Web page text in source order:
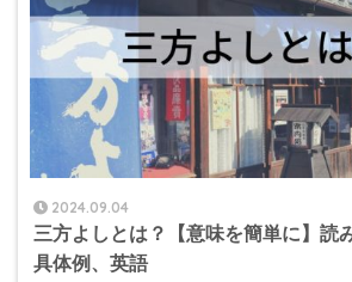
2024.09.04
三方よしとは？【意味を簡単に】読
具体例、英語